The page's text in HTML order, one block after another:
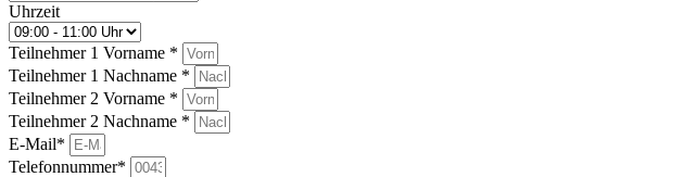
Uhrzeit
Teilnehmer 1 Vorname *
Teilnehmer 1 Nachname *
Teilnehmer 2 Vorname *
Teilnehmer 2 Nachname *
E-Mail*
Telefonnummer*